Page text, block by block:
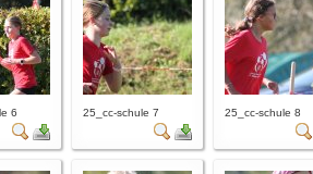
6 25_cc-schule 7 25_cc-schule 8